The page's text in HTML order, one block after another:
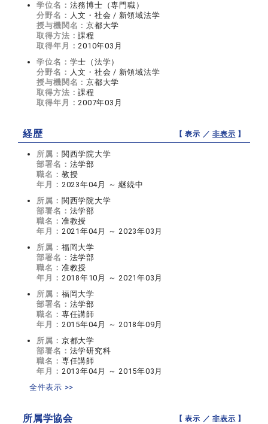
学位名： 法務博士（専門職）
分野名： 人文・社会 / 新領域法学
授与機関名：京都大学
取得方法：課程
取得年月：2010年03月
学位名： 学士（法学）
分野名： 人文・社会 / 新領域法学
授与機関名：京都大学
取得方法：課程
取得年月：2007年03月
経歴 【 表示 ／非表示 】
所属： 関西学院大学
部署名： 法学部
職名： 教授
年月： 2023年04月 ～ 継続中
所属： 関西学院大学
部署名： 法学部
職名： 准教授
年月： 2021年04月 ～ 2023年03月
所属： 福岡大学
部署名： 法学部
職名： 准教授
年月： 2018年10月 ～ 2021年03月
所属： 福岡大学
部署名： 法学部
職名： 専任講師
年月： 2015年04月 ～ 2018年09月
所属： 京都大学
部署名： 法学研究科
職名： 専任講師
年月： 2013年04月 ～ 2015年03月
全件表示 >>
所属学協会 【 表示 ／非表示 】